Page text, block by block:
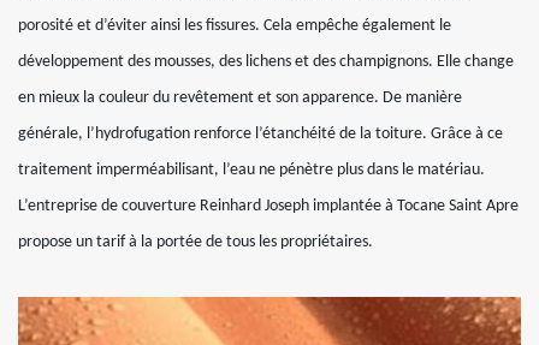
porosité et d’éviter ainsi les fissures. Cela empêche également le
développement des mousses, des lichens et des champignons. Elle change
en mieux la couleur du revêtement et son apparence. De manière
générale, l’hydrofugation renforce l’étanchéité de la toiture. Grâce à ce
traitement imperméabilisant, l’eau ne pénètre plus dans le matériau.
L’entreprise de couverture Reinhard Joseph implantée à Tocane Saint Apre
propose un tarif à la portée de tous les propriétaires.